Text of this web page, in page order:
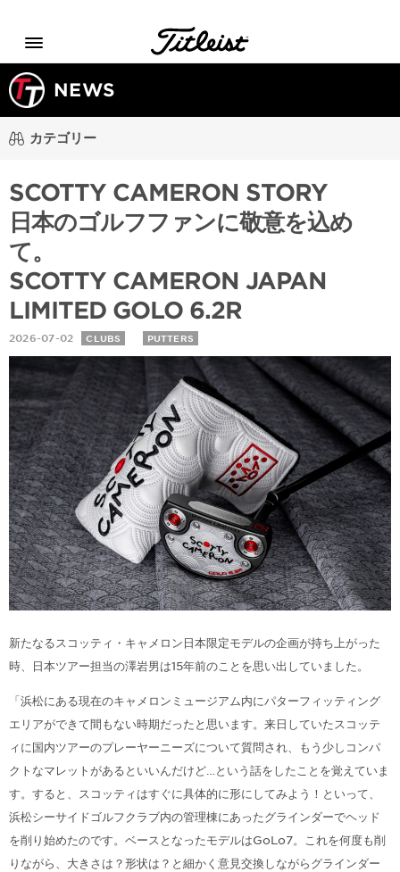
Menu
NEWS
カテゴリー
SCOTTY CAMERON STORY
日本のゴルフファンに敬意を込め
て。
SCOTTY CAMERON JAPAN
LIMITED GOLO 6.2R
2026-07-02 CLUBS PUTTERS
新たなるスコッティ・キャメロン日本限定モデルの企画が持ち上がった
時、日本ツアー担当の澤岩男は15年前のことを思い出していました。
「浜松にある現在のキャメロンミュージアム内にパターフィッティング
エリアができて間もない時期だったと思います。来日していたスコッテ
ィに国内ツアーのプレーヤーニーズについて質問され、もう少しコンパ
クトなマレットがあるといいんだけど…という話をしたことを覚えていま
す。すると、スコッティはすぐに具体的に形にしてみよう！といって、
浜松シーサイドゴルフクラブ内の管理棟にあったグラインダーでヘッド
を削り始めたのです。ベースとなったモデルはGoLo7。これを何度も削
りながら、大きさは？形状は？と細かく意見交換しながらグラインダー